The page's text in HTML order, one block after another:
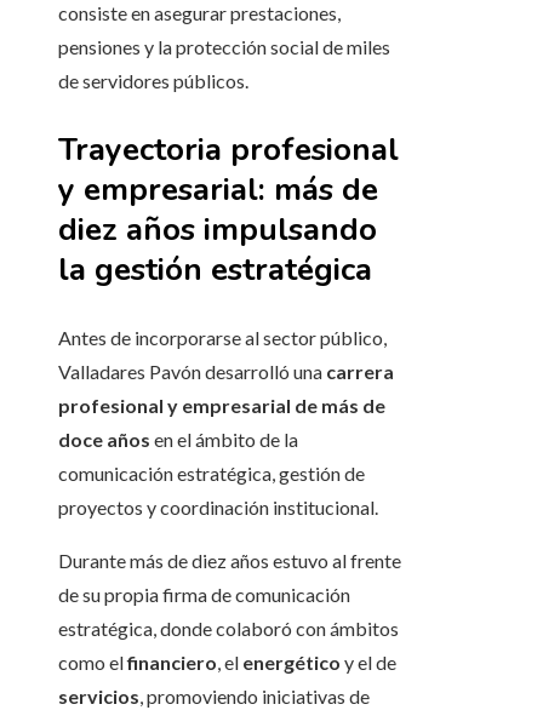
consiste en asegurar prestaciones,
pensiones y la protección social de miles
de servidores públicos.
Trayectoria profesional
y empresarial: más de
diez años impulsando
la gestión estratégica
Antes de incorporarse al sector público,
Valladares Pavón desarrolló una carrera
profesional y empresarial de más de
doce años en el ámbito de la
comunicación estratégica, gestión de
proyectos y coordinación institucional.
Durante más de diez años estuvo al frente
de su propia firma de comunicación
estratégica, donde colaboró con ámbitos
como elfinanciero, el energético y el de
servicios, promoviendo iniciativas de